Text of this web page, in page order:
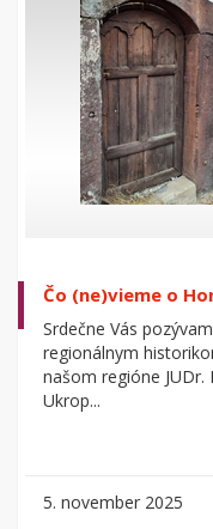
Čo (ne)vieme o
Srdečne Vás
regionálnym
našom regióne JUDr.
Ukrop...
5. november 2025